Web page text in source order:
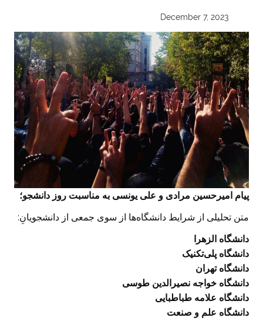
December 7, 2023
پیام امیرحسین مرادى و على یونسى به مناسبت روز دانشجو؛
متن تحلیلی از شرایط دانشگاه‌ها از سوی جمعی از دانشجویانِ:
دانشگاه الزهرا
دانشگاه پلی‌تکنیک
دانشگاه تهران
دانشگاه خواجه نصیرالدین طوسی
دانشگاه علامه طباطبایی
دانشگاه علم و صنعت